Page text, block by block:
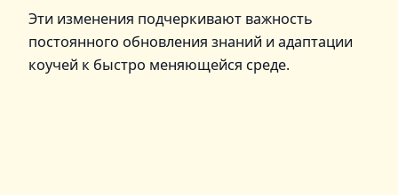
Эти изменения подчеркивают важность
постоянного обновления знаний и адаптации
коучей к быстро меняющейся среде.